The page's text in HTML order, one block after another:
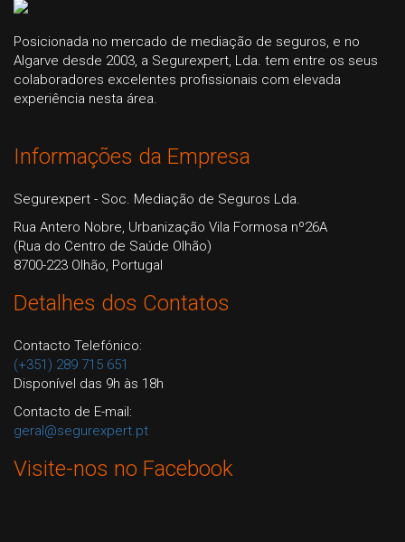
Posicionada no mercado de mediação de seguros, e no
Algarve desde 2003, a Segurexpert, Lda. tem entre os seus
colaboradores excelentes profissionais com elevada
experiência nesta área.
Informações da Empresa
Segurexpert - Soc. Mediação de Seguros Lda.
Rua Antero Nobre, Urbanização Vila Formosa nº26A
(Rua do Centro de Saúde Olhão)
8700-223 Olhão, Portugal
Detalhes dos Contatos
Contacto Telefónico:
(+351) 289 715 651
Disponível das 9h às 18h
Contacto de E-mail:
geral@segurexpert.pt
Visite-nos no Facebook